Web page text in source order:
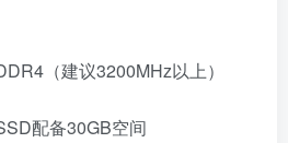
（建议3200MHz以上）
配备30GB空间